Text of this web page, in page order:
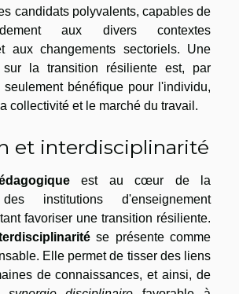
candidats polyvalents, capables de
aux divers contextes
aux changements sectoriels. Une
sur la transition résiliente est, par
seulement bénéfique pour l'individu,
collectivité et le marché du travail.
et interdisciplinarité
est au cœur de la
des institutions d'enseignement
favoriser une transition résiliente.
se présente comme
Elle permet de tisser des liens
de connaissances, et ainsi, de